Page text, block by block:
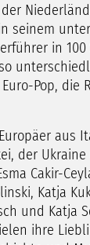
seinem
in
Pop, die
aus
der
Cakir-
Katja
und Katja
ihre